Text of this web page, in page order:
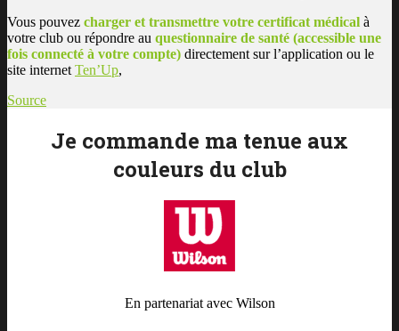
Vous pouvez charger et transmettre votre certificat médical à
votre club ou répondre au questionnaire de santé (accessible une
fois connecté à votre compte) directement sur l’application ou le
site internet Ten’Up,
Source
Je commande ma tenue aux
couleurs du club
En partenariat avec Wilson